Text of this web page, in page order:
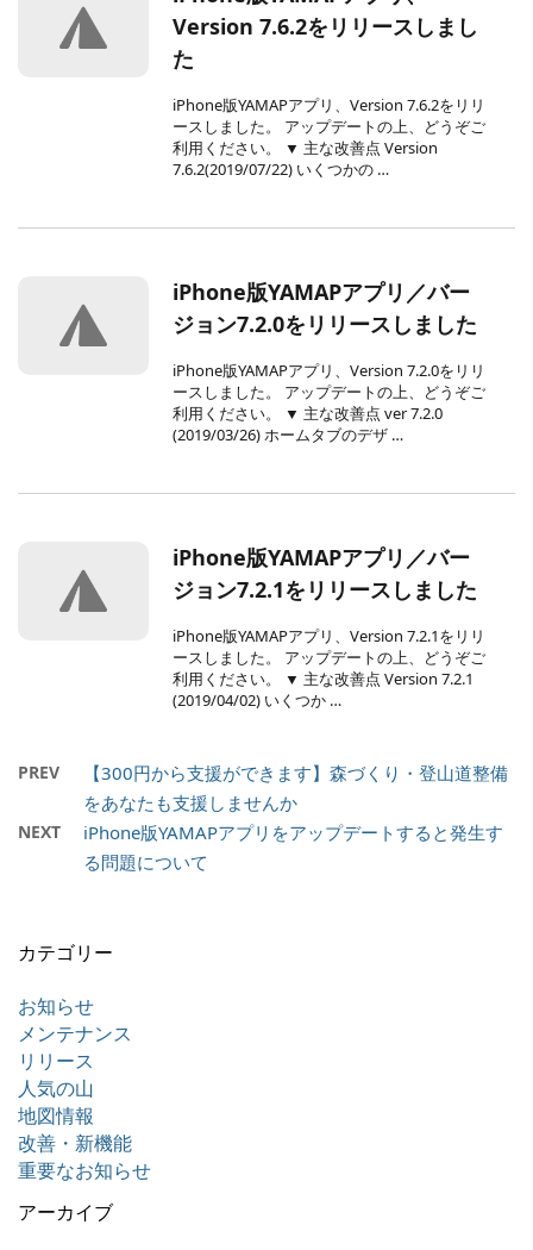
Version 7.6.2をリリースしまし
た
iPhone版YAMAPアプリ、Version 7.6.2をリリ
ースしました。 アップデートの上、どうぞご
利用ください。 ▼ 主な改善点 Version
7.6.2(2019/07/22) いくつかの …
iPhone版YAMAPアプリ／バー
ジョン7.2.0をリリースしました
iPhone版YAMAPアプリ、Version 7.2.0をリリ
ースしました。 アップデートの上、どうぞご
利用ください。 ▼ 主な改善点 ver 7.2.0
(2019/03/26) ホームタブのデザ …
iPhone版YAMAPアプリ／バー
ジョン7.2.1をリリースしました
iPhone版YAMAPアプリ、Version 7.2.1をリリ
ースしました。 アップデートの上、どうぞご
利用ください。 ▼ 主な改善点 Version 7.2.1
(2019/04/02) いくつか …
PREV
【300円から支援ができます】森づくり・登山道整備
をあなたも支援しませんか
NEXT
iPhone版YAMAPアプリをアップデートすると発生す
る問題について
カテゴリー
お知らせ
メンテナンス
リリース
人気の山
地図情報
改善・新機能
重要なお知らせ
アーカイブ